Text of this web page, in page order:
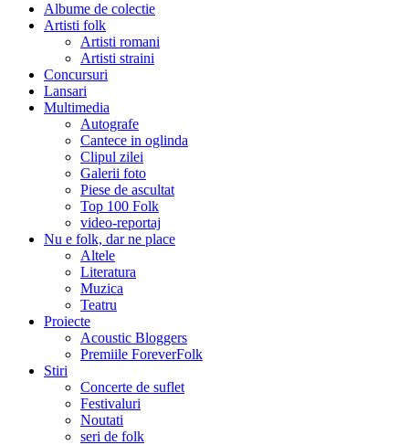
Albume de colectie
Artisti folk
Artisti romani
Artisti straini
Concursuri
Lansari
Multimedia
Autografe
Cantece in oglinda
Clipul zilei
Galerii foto
Piese de ascultat
Top 100 Folk
video-reportaj
Nu e folk, dar ne place
Altele
Literatura
Muzica
Teatru
Proiecte
Acoustic Bloggers
Premiile ForeverFolk
Stiri
Concerte de suflet
Festivaluri
Noutati
seri de folk